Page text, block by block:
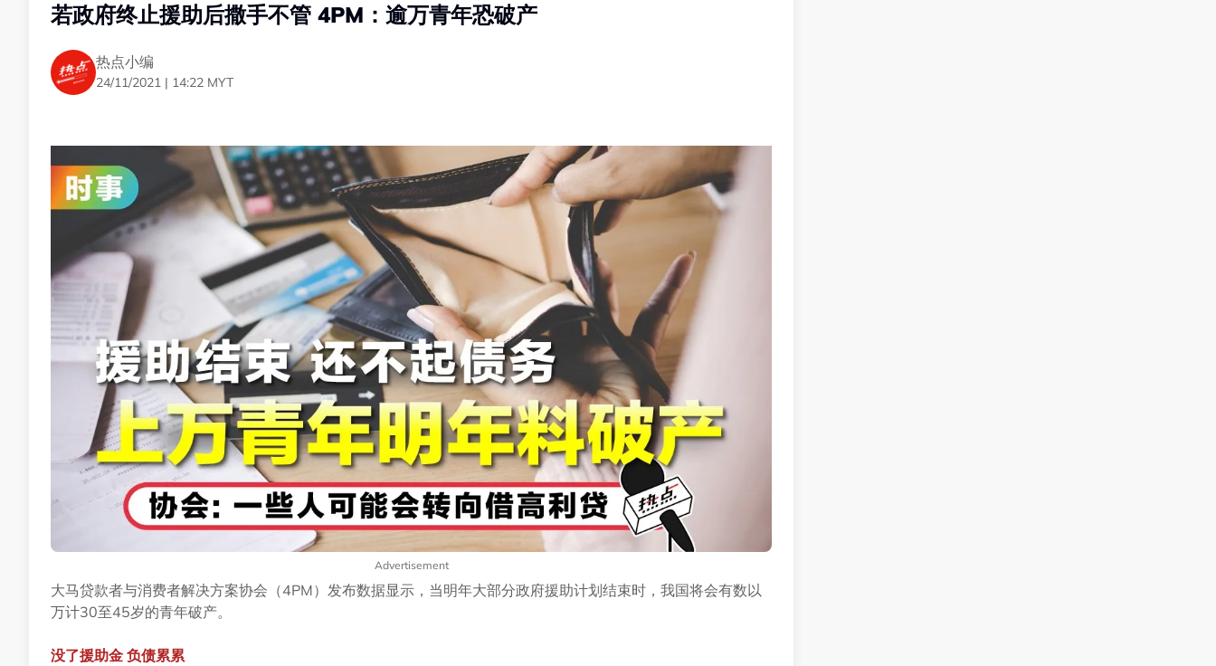
若政府终止援助后撒手不管 4PM：逾万青年恐破产
热点小编
24/11/2021 | 14:22 MYT
Advertisement
大马贷款者与消费者解决方案协会（4PM）发布数据显示，当明年大部分政府援助计划结束时，我国将会有数以
万计30至45岁的青年破产。
没了援助金 负债累累